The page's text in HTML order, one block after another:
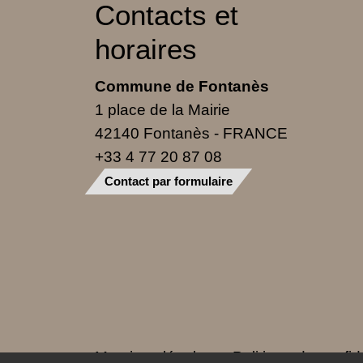
Contacts et
horaires
Commune de Fontanès
1 place de la Mairie
42140 Fontanès - FRANCE
+33 4 77 20 87 08
Contact par formulaire
Mentions légales - Politique de